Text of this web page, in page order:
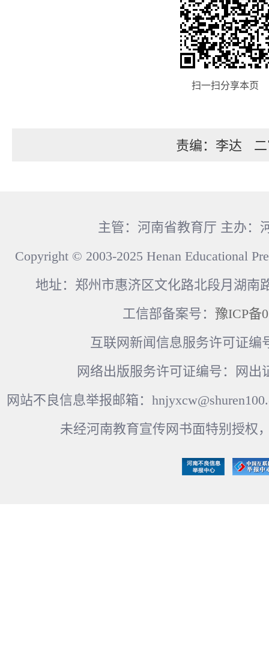
扫一扫分享本页
责编：李达
主管：河南省教育厅 主办：
Copyright © 2003-2025 Henan Educational
地址：郑州市惠济区文化路北段月湖南
工信部备案号： 豫ICP备
互联网新闻信息服务许可证编
网络出版服务许可证编号：网出
网站不良信息举报邮箱：
未经河南教育宣传网书面特别授权